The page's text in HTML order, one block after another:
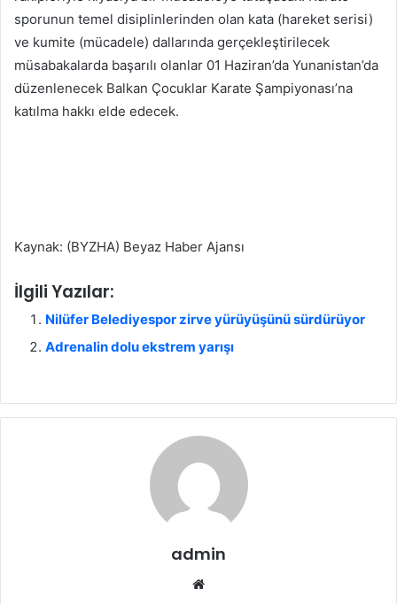
sporunun temel disiplinlerinden olan kata (hareket serisi)
ve kumite (mücadele) dallarında gerçekleştirilecek
müsabakalarda başarılı olanlar 01 Haziran’da Yunanistan’da
düzenlenecek Balkan Çocuklar Karate Şampiyonası’na
katılma hakkı elde edecek.
Kaynak: (BYZHA) Beyaz Haber Ajansı
İlgili Yazılar:
Nilüfer Belediyespor zirve yürüyüşünü sürdürüyor
Adrenalin dolu ekstrem yarışı
admin